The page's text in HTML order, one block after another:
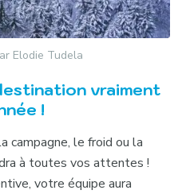
Elodie Tudela
vraiment
!
campagne, le froid ou la
à toutes vos attentes !
votre équipe aura